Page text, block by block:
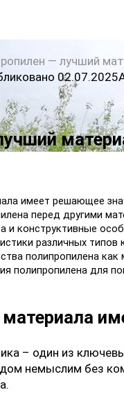
— лучший
02.07.2025
имеет решающее
перед другими
и конструктивные
различных типов
полипропилена как
полипропилена для
– один из
немыслим без